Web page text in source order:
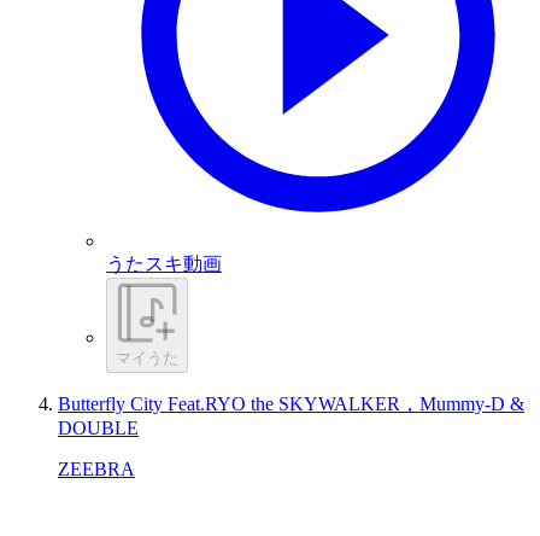
うたスキ動画
マイうた
Butterfly City Feat.RYO the SKYWALKER，Mummy-D &
DOUBLE
ZEEBRA